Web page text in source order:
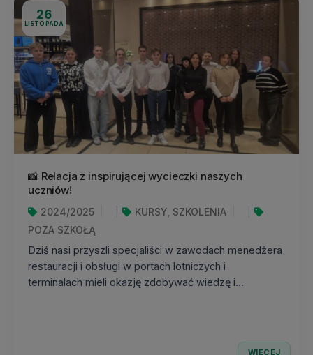
26
LISTOPADA
📸 Relacja z inspirującej wycieczki naszych
uczniów!
2024/2025
KURSY, SZKOLENIA
POZA SZKOŁĄ
Dziś nasi przyszli specjaliści w zawodach menedżera
restauracji i obsługi w portach lotniczych i
terminalach mieli okazję zdobywać wiedzę i...
WIĘCEJ